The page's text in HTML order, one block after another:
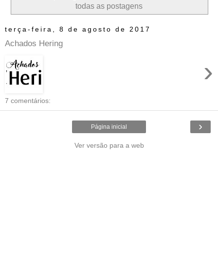
todas as postagens
terça-feira, 8 de agosto de 2017
Achados Hering
›
7 comentários:
›
Página inicial
Ver versão para a web